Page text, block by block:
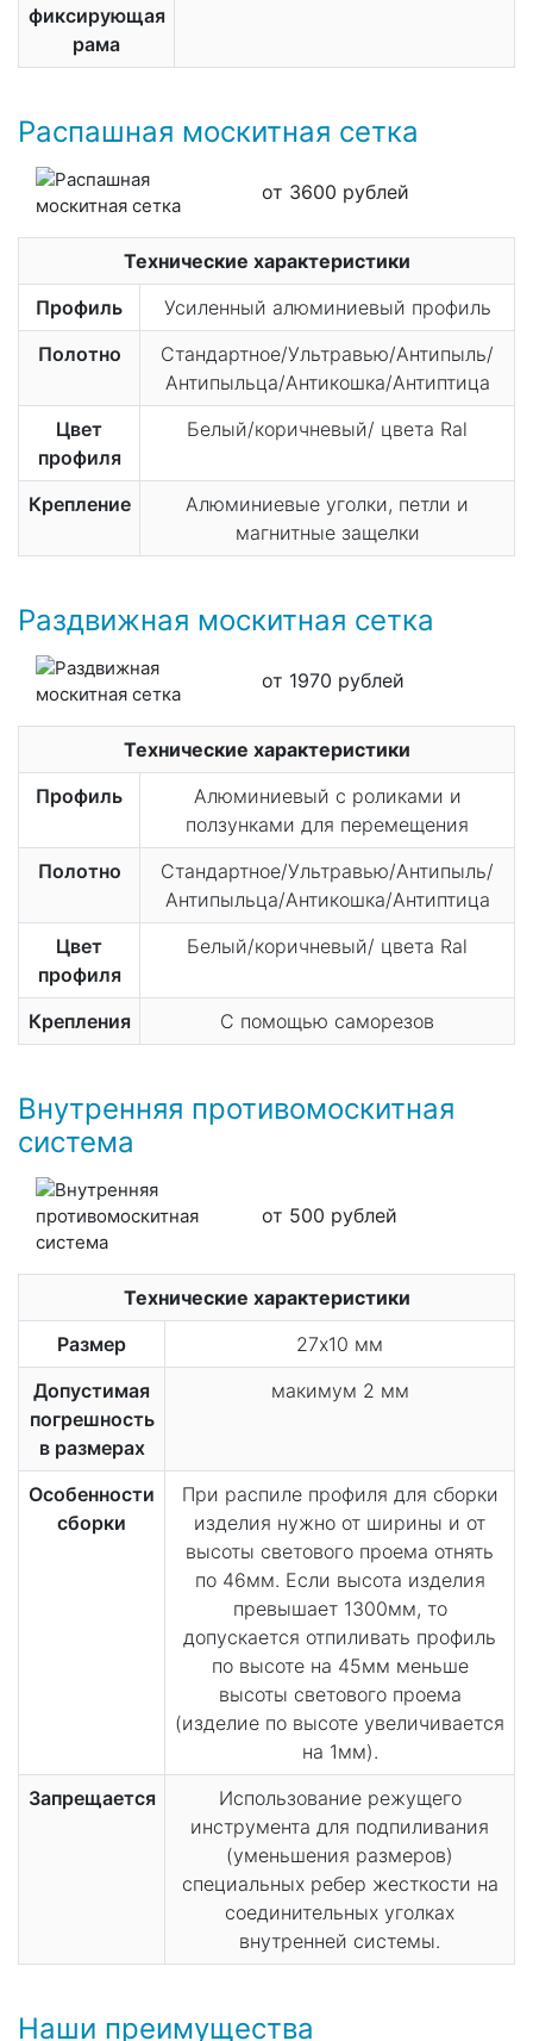
фиксирующая
рама
Распашная москитная сетка
от 3600 рублей
Технические характеристики
Профиль
Усиленный алюминиевый профиль
Полотно
Стандартное/Ультравью/Антипыль/
Антипыльца/Антикошка/Антиптица
Цвет
профиля
Белый/коричневый/ цвета Ral
Крепление
Алюминиевые уголки, петли и
магнитные защелки
Раздвижная москитная сетка
от 1970 рублей
Технические характеристики
Профиль
Алюминиевый с роликами и
ползунками для перемещения
Полотно
Стандартное/Ультравью/Антипыль/
Антипыльца/Антикошка/Антиптица
Цвет
профиля
Белый/коричневый/ цвета Ral
Крепления С помощью саморезов
Внутренняя противомоскитная
система
от 500 рублей
Технические характеристики
Размер
27х10 мм
Допустимая
погрешность
в размерах
макимум 2 мм
Особенности
сборки
При распиле профиля для сборки
изделия нужно от ширины и от
высоты светового проема отнять
по 46мм. Если высота изделия
превышает 1300мм, то
допускается отпиливать профиль
по высоте на 45мм меньше
высоты светового проема
(изделие по высоте увеличивается
на 1мм).
Запрещается
Использование режущего
инструмента для подпиливания
(уменьшения размеров)
специальных ребер жесткости на
соединительных уголках
внутренней системы.
Наши преимущества